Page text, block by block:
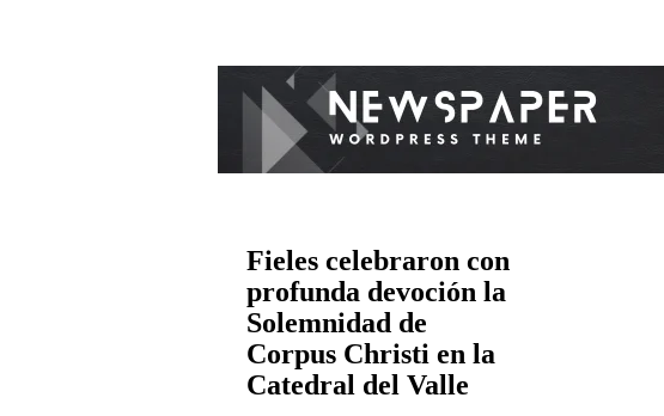
Fieles celebraron con
profunda devoción la
Solemnidad de
Corpus Christi en la
Catedral del Valle